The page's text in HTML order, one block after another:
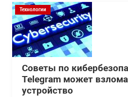
Технологии
Советы по
Telegram может
устройство